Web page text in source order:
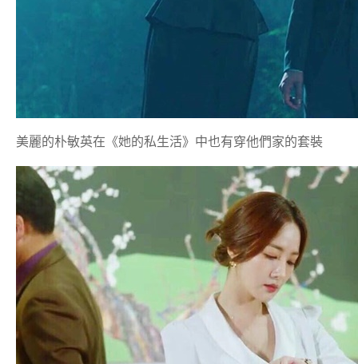
美麗的朴敏英在《她的私生活》中也有穿他們家的套裝